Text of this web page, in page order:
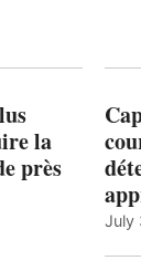
la
près
July